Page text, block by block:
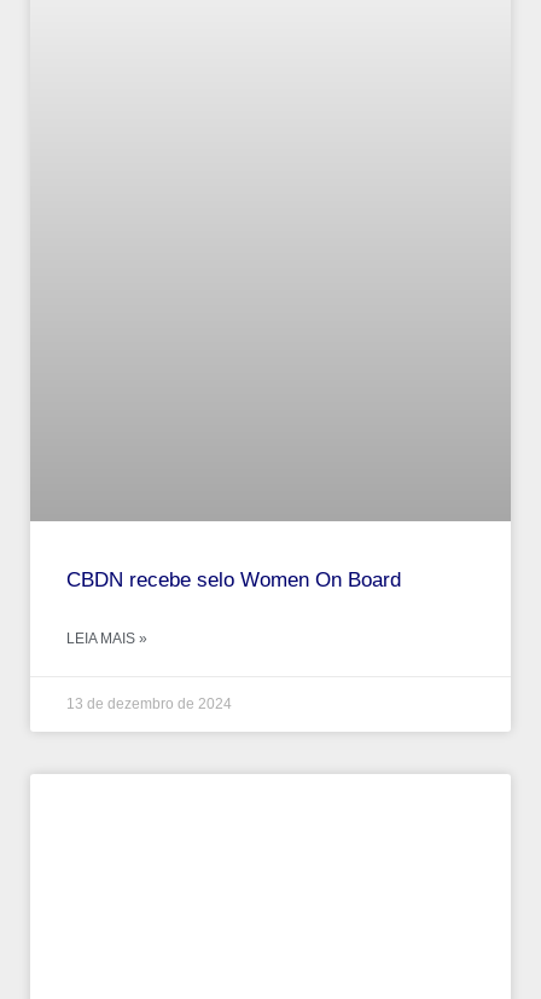
CBDN recebe selo Women On Board
LEIA MAIS »
13 de dezembro de 2024